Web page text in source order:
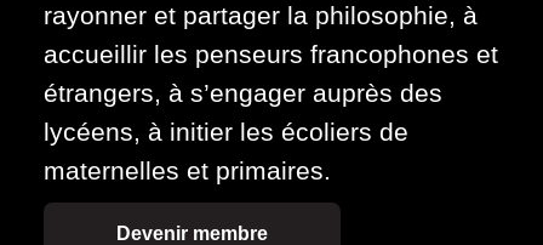
rayonner et partager la philosophie, à
accueillir les penseurs francophones et
étrangers, à s’engager auprès des
lycéens, à initier les écoliers de
maternelles et primaires.
Devenir membre